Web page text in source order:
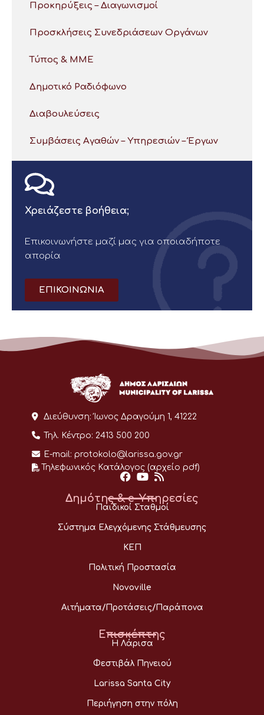
Προκηρύξεις – Διαγωνισμοί
Προσκλήσεις Συνεδριάσεων Οργάνων
Τύπος & ΜΜΕ
Δημοτικό Ραδιόφωνο
Διαβουλεύσεις
Συμβάσεις Αγαθών – Υπηρεσιών – Έργων
Χρειάζεστε βοήθεια;
Επικοινωνήστε μαζί μας για οποιαδήποτε
απορία
ΕΠΙΚΟΙΝΩΝΙΑ
Διεύθυνση: Ίωνος Δραγούμη 1, 41222
Τηλ. Κέντρο: 2413 500 200
E-mail: protokolo@larissa.gov.gr
Τηλεφωνικός Κατάλογος (αρχείο pdf)
Δημότης & e-Υπηρεσίες
Παιδικοί Σταθμοί
Σύστημα Ελεγχόμενης Στάθμευσης
ΚΕΠ
Πολιτική Προστασία
Novoville
Αιτήματα/Προτάσεις/Παράπονα
Επισκέπτης
Η Λάρισα
Φεστιβάλ Πηνειού
Larissa Santa City
Περιήγηση στην πόλη